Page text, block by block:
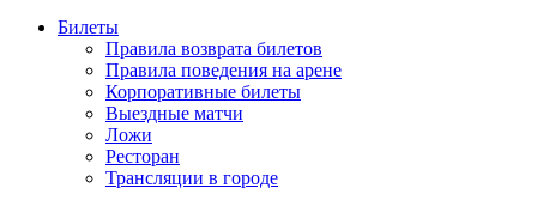
Билеты
Правила возврата билетов
Правила поведения на арене
Корпоративные билеты
Выездные матчи
Ложи
Ресторан
Трансляции в городе